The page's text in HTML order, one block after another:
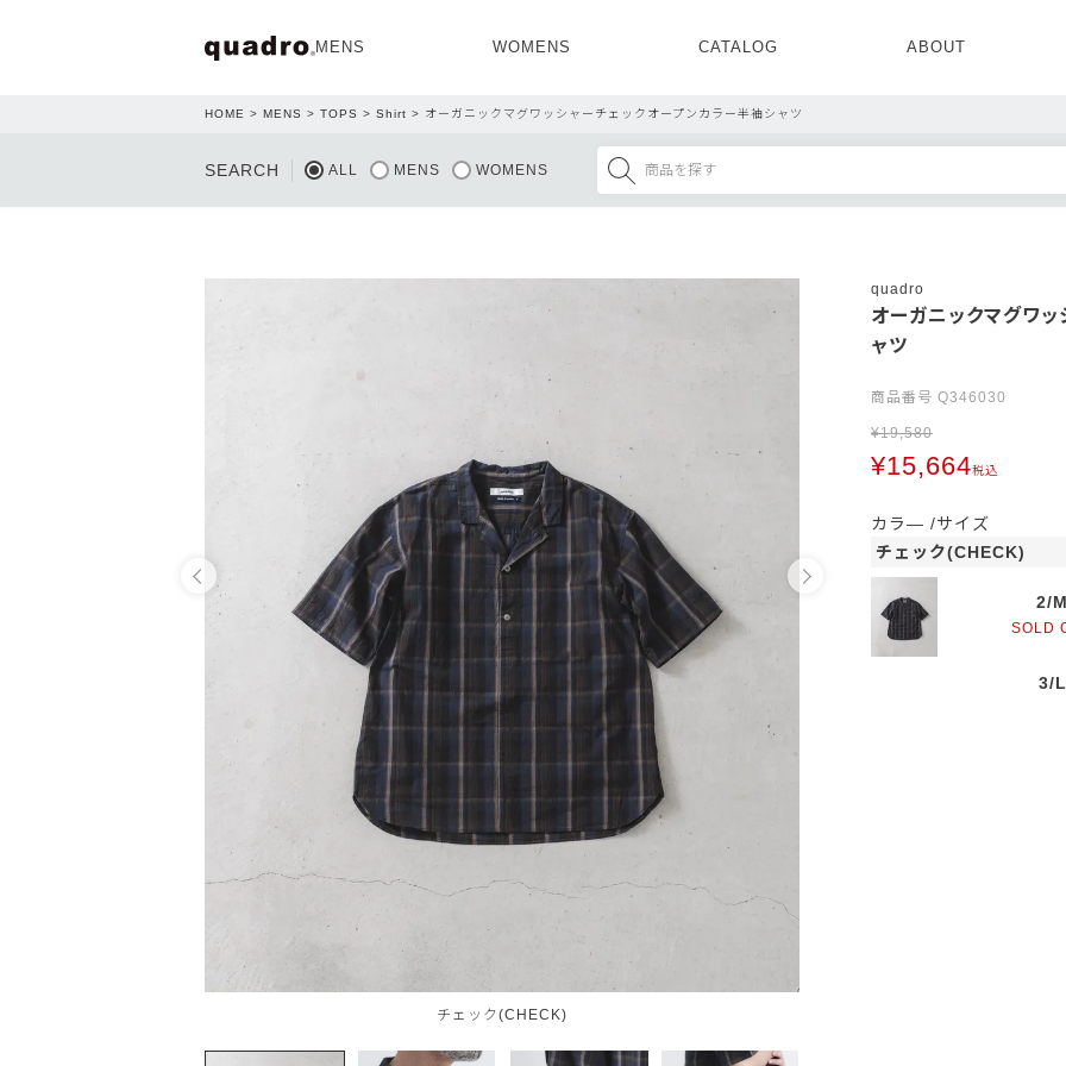
MENS
MENS ALL
TOPS OUTER
WOMENS
WOMENS ALL
TOPS OUTER
CATALOG ABOUT
CONCEPT NEWS
HOME MENS TOPS Shirt オーガニックマグワッシャーチェックオープンカラー半袖シャツ
SEARCH ALL MENS WOMENS
チェック(CHECK)
quadro
オーガニックマグワ
ャツ
商品番号 Q346030
¥19,580
¥15,664税込
カラ―
サイズ
チェック(CHECK)
2/M
SOLD
3/L